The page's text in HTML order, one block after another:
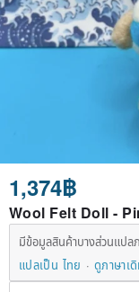
1,374฿
Wool Felt Doll -
มีข้อมูลสินค้าบางส่วนแปล
แปลเป็น ไทย
ดูภาษาเ